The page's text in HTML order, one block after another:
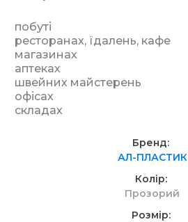
побуті
ресторанах, їдалень, кафе
магазинах
аптеках
швейних майстерень
офісах
складах
Бренд
АЛ-ПЛАСТИК
Колір
Прозорий
Розмір